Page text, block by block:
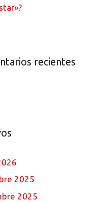
recientes
2025
2025